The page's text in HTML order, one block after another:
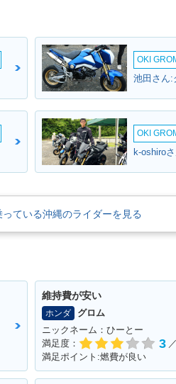
OKI
池田さん:
OKI
k-oshiro
ている沖縄のライダーを見る
維持費が安い
ホンダ
グロム
ニックネーム：ひーとー
満足度：
3
満足ポイント:燃費が良い